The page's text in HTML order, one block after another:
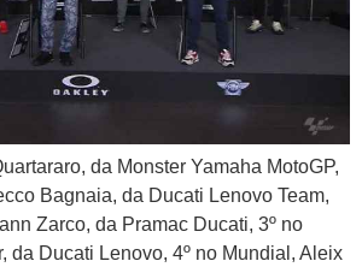
da Monster Yamaha MotoGP,
Bagnaia, da Ducati Lenovo Team,
Zarco, da Pramac Ducati, 3º no
da Ducati Lenovo, 4º no Mundial, Aleix